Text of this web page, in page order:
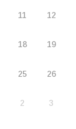
11 12
18 19
25 26
2 3